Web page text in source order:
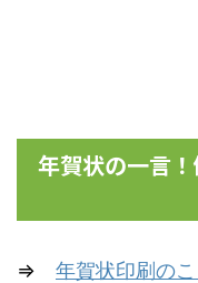
年賀状の一言
⇒ 年賀状印刷の